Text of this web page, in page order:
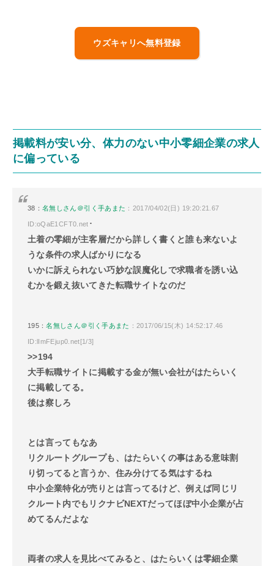
ウズキャリへ無料登録
掲載料が安い分、体力のない中小零細企業の求人
に偏っている
38：名無しさん＠引く手あまた ：2017/04/02(日) 19:20:21.67
ID:oQaE1CFT0.net ･
土着の零細が主客層だから詳しく書くと誰も来ないよ
うな条件の求人ばかりになる
いかに訴えられない巧妙な誤魔化しで求職者を誘い込
むかを鍛え抜いてきた転職サイトなのだ
195：名無しさん＠引く手あまた ：2017/06/15(木) 14:52:17.46
ID:lImFEjup0.net[1/3]
>>194
大手転職サイトに掲載する金が無い会社がはたらいく
に掲載してる。
後は察しろ
とは言ってもなあ
リクルートグループも、はたらいくの事はある意味割
り切ってると言うか、住み分けてる気はするね
中小企業特化が売りとは言ってるけど、例えば同じリ
クルート内でもリクナビNEXTだってほぼ中小企業が占
めてるんだよな
両者の求人を見比べてみると、はたらいくは零細企業